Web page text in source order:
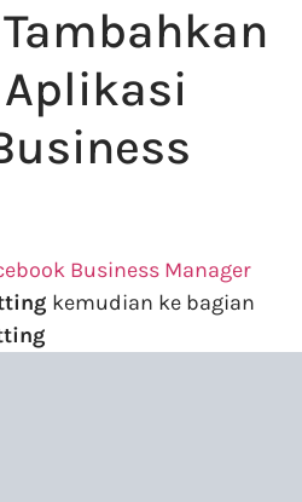
Business Manager
kemudian ke bagian